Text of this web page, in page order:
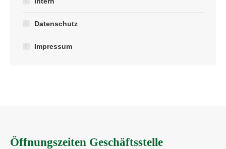
Datenschutz
Impressum
Öffnungszeiten Geschäftsstelle